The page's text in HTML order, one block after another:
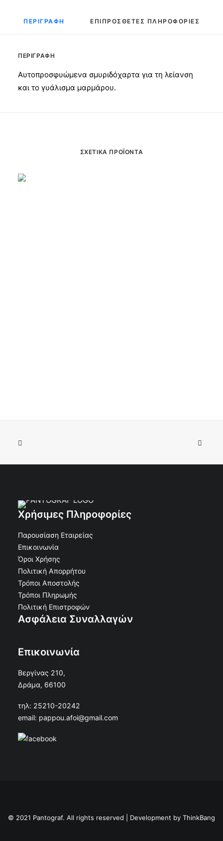
ΠΕΡΙΓΡΑΦΉ ΕΠΙΠΡΌΣΘΕΤΕΣ ΠΛΗΡΟΦΟΡΊΕΣ
ΠΕΡΙΓΡΑΦΉ
Αυτοπροσφυώμενα σμυριδόχαρτα για τη λείανση
και το γυάλισμα μαρμάρου.
ΣΧΕΤΙΚΆ ΠΡΟΪΌΝΤΑ
Χρήσιμες Πληροφορίες
Παρουσίαση Εταιρείας
Επικοινωνία
Όροι Χρήσης
Πολιτική Απορρήτου
Τρόποι Αποστολής
Τρόποι Πληρωμής
Πολιτική Επιστροφών
Ασφάλεια Συναλλαγών
Επικοινωνία
Βεργίνας 210,
Δράμα, 66100
τηλ: 25210-20242
email: pappou.afoi@gmail.com
© 2021 Pantograf. All rights reserved | Development by ThinkBang